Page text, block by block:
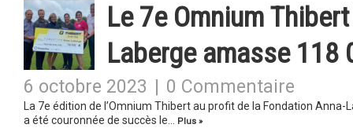
Le 7e Omnium
Laberge amasse 118
6 octobre 2023 0 Commentaire
La 7e édition de l’Omnium Thibert au profit de la Fondation
a été couronnée de succès le…
Plus »